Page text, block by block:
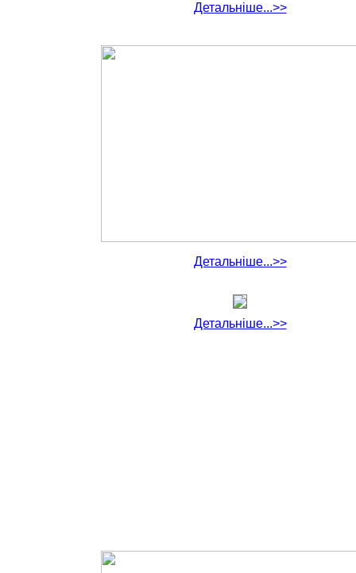
Детальніше...>>
Детальніше...>>
Детальніше...>>